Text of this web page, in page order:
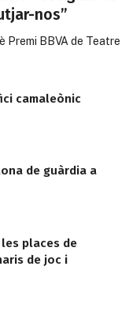
nos”
Premi BBVA de Teatre
camaleònic
de guàrdia a
les places de
de joc i